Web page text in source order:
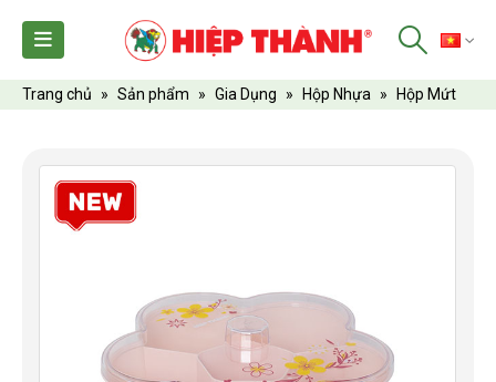
Trang chủ » Sản phẩm » Gia Dụng » Hộp Nhựa » Hộp Mứt